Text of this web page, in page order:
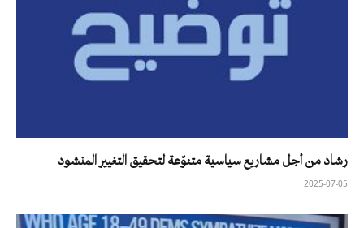
رشاد من أجل مشاريع سياسية متنوّعة لتحقيق التغيير المنشود
2025-07-05